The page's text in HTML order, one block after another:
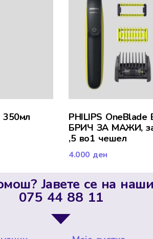
PHILIPS
БРИЧ ЗА МАЖИ,
,5 во1 чешел
4.000 ден
Јавете се на
075 44 88 11